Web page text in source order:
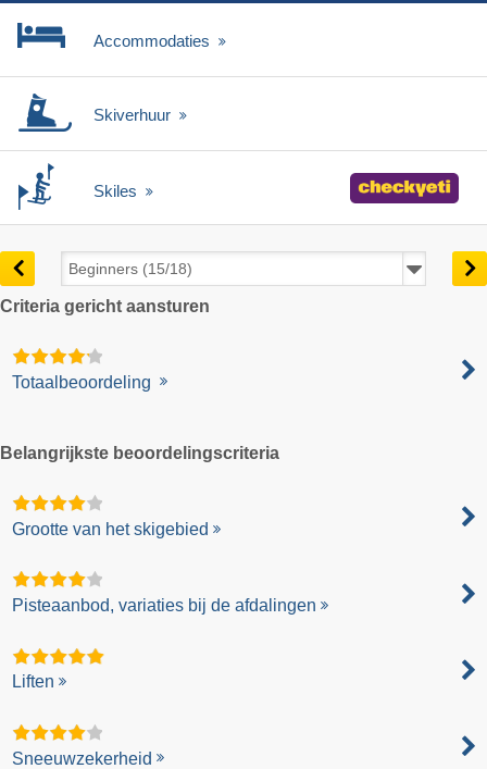
Accommodaties
Skiverhuur
Skiles
Criteria gericht aansturen
Totaalbeoordeling
Belangrijkste beoordelingscriteria
Grootte van het skigebied
Pisteaanbod, variaties bij de afdalingen
Liften
Sneeuwzekerheid